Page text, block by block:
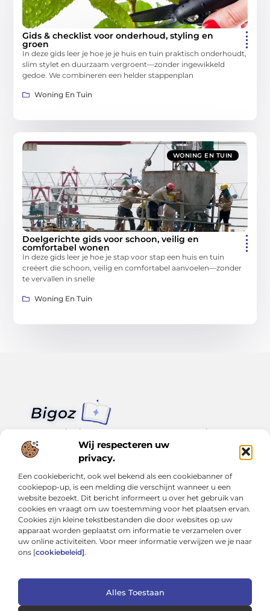
Wij respecteren uw
privacy.
Een cookiebericht, ook wel bekend als een cookiebanner of
cookiepop-up, is een melding die verschijnt wanneer u een
website bezoekt. Dit bericht informeert u over het gebruik van
cookies en vraagt om uw toestemming voor het plaatsen ervan.
Cookies zijn kleine tekstbestanden die door websites op uw
apparaat worden geplaatst om informatie te verzamelen over
uw online activiteiten. Voor meer informatie verwijzen we je naar
ons [cookiebeleid].
Alles Toestaan
Gids & checklist voor onderhoud, styling en
groen
In deze gids leer je hoe je je huis en tuin praktisch onderhoudt,
slim stylet en duurzaam vergroent—zonder ingewikkeld
gedoe. We combineren een helder stappenplan
Woning En Tuin
WONING EN TUIN
Doelgerichte gids voor schoon, veilig en
comfortabel wonen
In deze gids leer je hoe je stap voor stap een huis en tuin
creëert die schoon, veilig en comfortabel aanvoelen—zonder
te vervallen in snelle
Woning En Tuin
Van klein nieuws tot grote trends – alles op Bigoz.nl.
Lees inspirerende blogs en artikelen over het dagelijks leven,
actualiteit en meer.
Bericht categorie
Onze informatie
Cookiebeleid (EU)